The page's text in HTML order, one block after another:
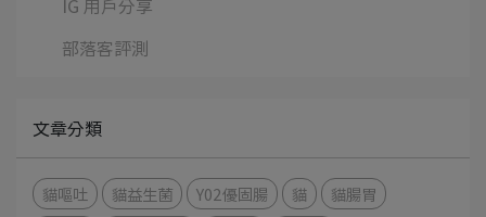
IG 用戶分享
部落客評測
文章分類
貓嘔吐 貓益生菌 Y02優固腸 貓
貓腸胃